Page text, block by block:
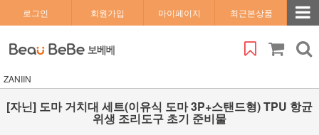
로그인 회원가입 마이페이지 최근본상품
ZANIIN
[자닌] 도마 거치대 세트(이유식 도마 3P+스탠드형) TPU 항균
위생 조리도구 초기 준비물